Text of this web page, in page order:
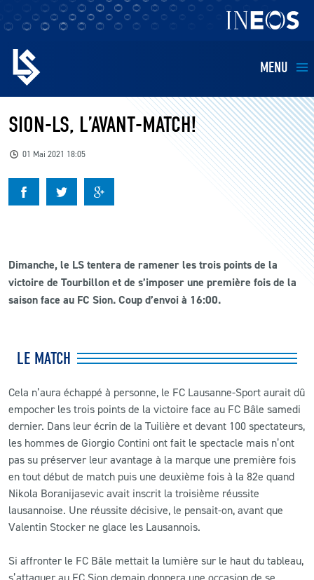
MENU
EQUIPES
BILLETTERIE
FANS
BUSINESS
RESTAURATION
CONTACT
ACTUALITÉS
LS E-SHOP
L’APP DU LS
LS ACADEMY CAMPS
PRESSE ET MEDIAS
SION-LS, L’AVANT-MATCH!
01 Mai 2021 18:05
Dimanche, le LS tentera de ramener les trois points de la
victoire de Tourbillon et de s’imposer une première fois de la
saison face au FC Sion. Coup d’envoi à 16:00.
LE MATCH
Cela n’aura échappé à personne, le FC Lausanne-Sport aurait dû
empocher les trois points de la victoire face au FC Bâle samedi
dernier. Dans leur écrin de la Tuilière et devant 100 spectateurs,
les hommes de Giorgio Contini ont fait le spectacle mais n’ont
pas su préserver leur avantage à la marque une première fois
en tout début de match puis une deuxième fois à la 82e quand
Nikola Boranijasevic avait inscrit la troisième réussite
lausannoise. Une réussite décisive, le pensait-on, avant que
Valentin Stocker ne glace les Lausannois.
Si affronter le FC Bâle mettait la lumière sur le haut du tableau,
s’attaquer au FC Sion demain donnera une occasion de se